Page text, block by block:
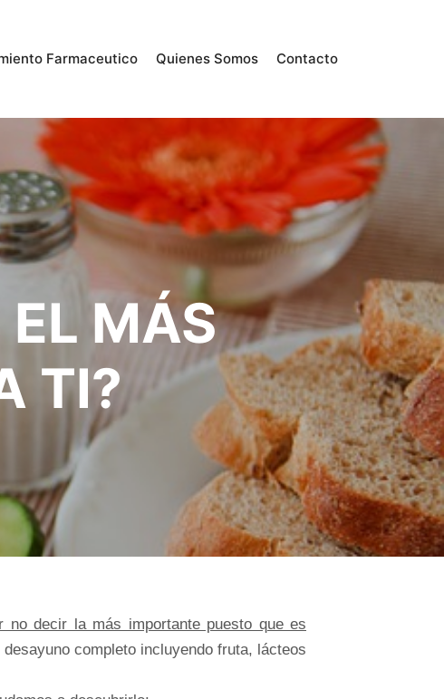
Farmaceutico Quienes Somos Contacto
EL MÁS
TI?
no decir la más importante puesto que es
completo incluyendo fruta, lácteos